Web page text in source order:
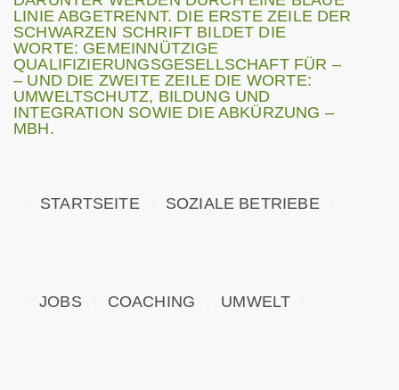
STARTSEITE SOZIALE BETRIEBE
JOBS COACHING UMWELT